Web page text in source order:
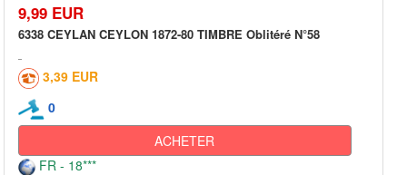
9,99 EUR
6338 CEYLAN CEYLON 1872-80 TIMBRE Oblitéré N°58
3,39 EUR
0
ACHETER
FR - 18***